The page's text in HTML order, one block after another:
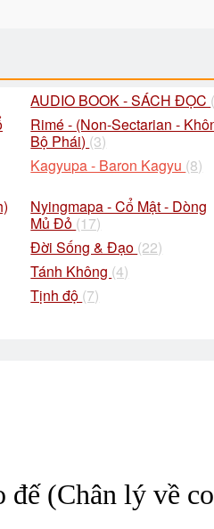
AUDIO BOOK - SÁCH ĐỌC
Rimé - (Non-Sectarian -
Bộ Phái) (3)
Kagyupa - Baron Kagyu (8)
Nyingmapa - Cổ Mật - Dòng
Mủ Đỏ (17)
Đời Sống & Đạo (22)
Tánh Không (4)
Tịnh độ (7)
(Chân lý về